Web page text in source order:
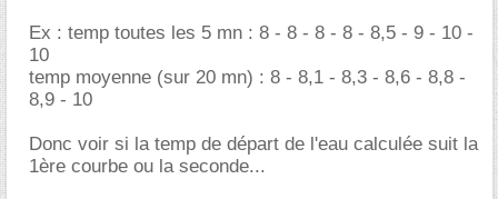
Ex : temp toutes les 5 mn : 8 - 8 - 8 - 8 - 8,5 - 9 - 10 -
10
temp moyenne (sur 20 mn) : 8 - 8,1 - 8,3 - 8,6 - 8,8 -
8,9 - 10
Donc voir si la temp de départ de l'eau calculée suit la
1ère courbe ou la seconde...